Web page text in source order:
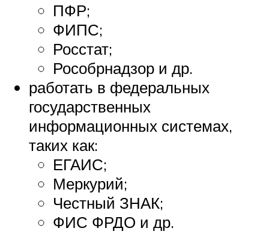
ПФР;
ФИПС;
Росстат;
Рособрнадзор и др.
работать в федеральных
государственных
информационных системах,
таких как:
ЕГАИС;
Меркурий;
Честный ЗНАК;
ФИС ФРДО и др.